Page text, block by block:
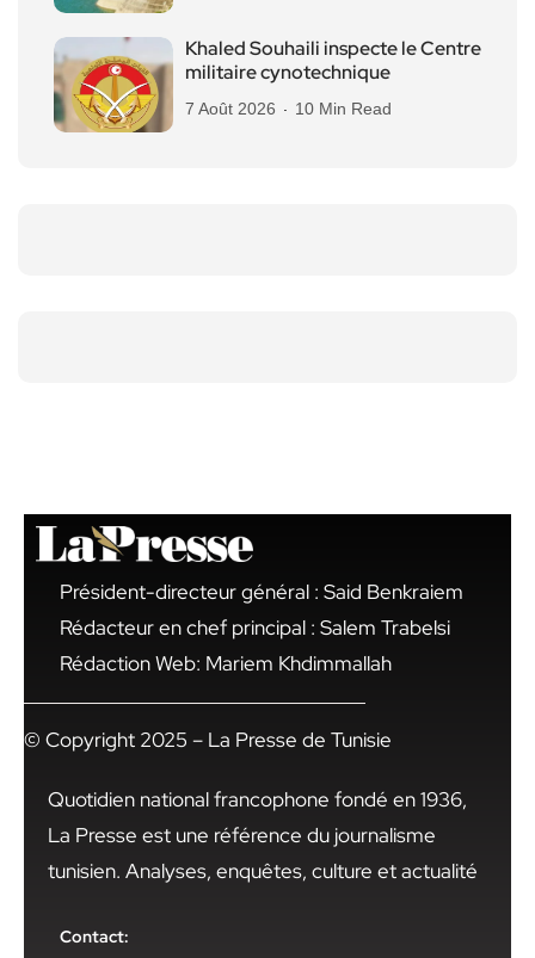
Khaled Souhaili inspecte le Centre
militaire cynotechnique
7 Août 2026 10 Min Read
Président-directeur général : Said Benkraiem
Rédacteur en chef principal : Salem Trabelsi
Rédaction Web: Mariem Khdimmallah
© Copyright 2025 – La Presse de Tunisie
Quotidien national francophone fondé en 1936,
La Presse est une référence du journalisme
tunisien. Analyses, enquêtes, culture et actualité
Contact: